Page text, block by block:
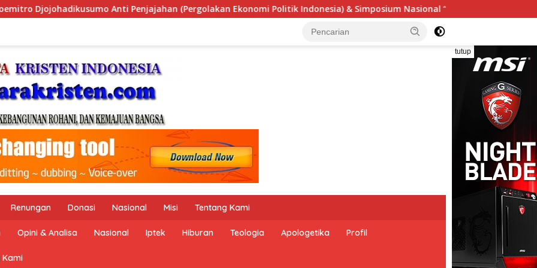
Ekonomi Politik Indonesia) & Simposium Nasional “Urgensi Undang-Undang Perekonomian Nasional dan
tutup
Renungan Donasi Nasional Misi Tentang Kami
Opini & Analisa Nasional Iptek Hiburan Teologia Apologetika Profil
Kami